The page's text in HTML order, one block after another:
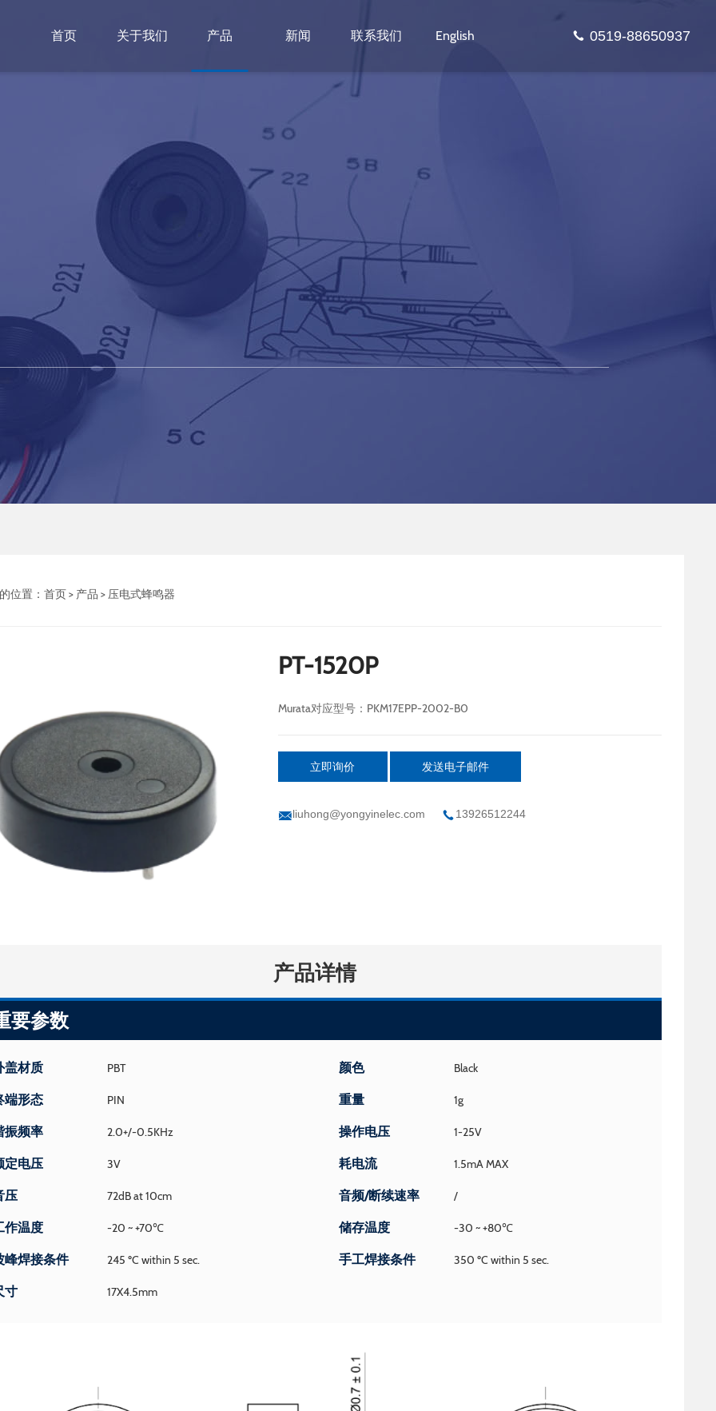
首页 关于我们 产品 新闻 联系我们 English 0519-88650937
位置：首页> 产品 > 压电式蜂鸣器
PT-1520P
Murata对应型号：PKM17EPP-2002-B0
立即询价 发送电子邮件
liuhong@yongyinelec.com 13926512244
产品详情
要参数
盖材质 PBT 颜色 Black
端形态 PIN 重量 1g
振频率 2.0+/-0.5KHz 操作电压 1-25V
定电压 3V 耗电流 1.5mA MAX
压 72dB at 10cm 音频/断续速率 /
作温度 -20 ~ +70℃ 储存温度 -30 ~ +80℃
峰焊接条件 245 ºC within 5 sec. 手工焊接条件 350 ºC within 5 sec.
寸 17X4.5mm